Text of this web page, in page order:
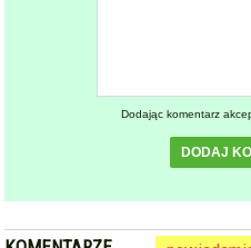
Dodając komentarz
DODAJ